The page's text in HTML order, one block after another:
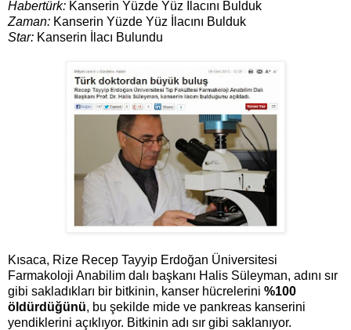
Habertürk: Kanserin Yüzde Yüz İlacını Bulduk
Zaman: Kanserin Yüzde Yüz İlacını Bulduk
Star: Kanserin İlacı Bulundu
Kısaca, Rize Recep Tayyip Erdoğan Üniversitesi
Farmakoloji Anabilim dalı başkanı Halis Süleyman, adını sır
gibi sakladıkları bir bitkinin, kanser hücrelerini %100
öldürdüğünü, bu şekilde mide ve pankreas kanserini
yendiklerini açıklıyor. Bitkinin adı sır gibi saklanıyor.